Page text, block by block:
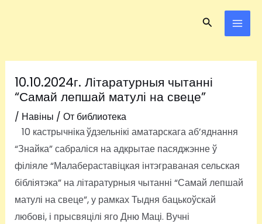
Поиск
10.10.2024г. Літаратурныя чытанні
“Самай лепшай матулі на свеце”
/ Навіны / От библиотека
10 кастрычнікаўдзельнікі аматарскага аб’яднання
“Знайка” сабраліся на адкрытае пасяджэнне ў
філіяле “Малабераставіцкая інтэграваная сельская
бібліятэка” на літаратурныя чытанні “Самай лепшай
матулі на свеце”, у рамках Тыдня бацькоўскай
любові, і прысвяцілі яго Дню Маці. Вучні